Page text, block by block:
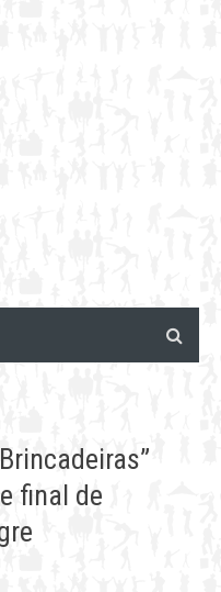
final de